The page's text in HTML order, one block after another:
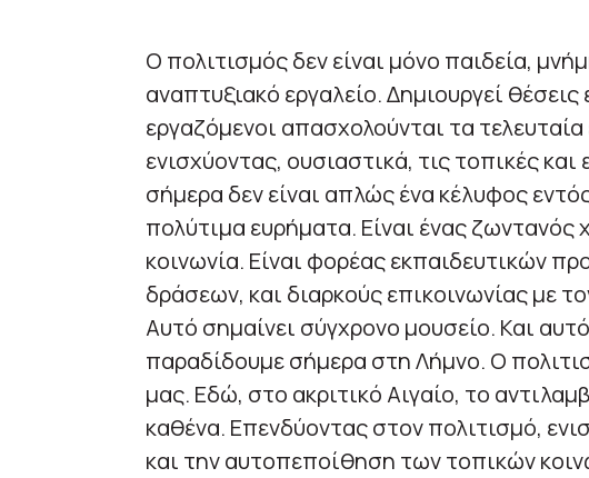
Ο πολιτισμός δεν είναι μόνο παιδεία,
αναπτυξιακό εργαλείο. Δημιουργεί
εργαζόμενοι απασχολούνται τα
ενισχύοντας, ουσιαστικά, τις τοπικές
σήμερα δεν είναι απλώς ένα κέλυφος
πολύτιμα ευρήματα. Είναι ένας ζωντανός
κοινωνία. Είναι φορέας εκπαιδευτικών
δράσεων, και διαρκούς επικοινωνίας με
Αυτό σημαίνει σύγχρονο μουσείο. Και
παραδίδουμε σήμερα στη Λήμνο. Ο
μας. Εδώ, στο ακριτικό Αιγαίο, το
καθένα. Επενδύοντας στον πολιτισμό,
και την αυτοπεποίθηση των τοπικών